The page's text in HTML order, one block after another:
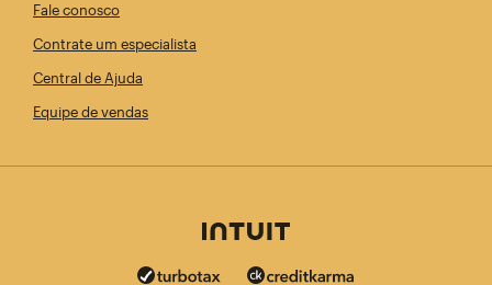
Fale conosco
Contrate um especialista
Central de Ajuda
Equipe de vendas